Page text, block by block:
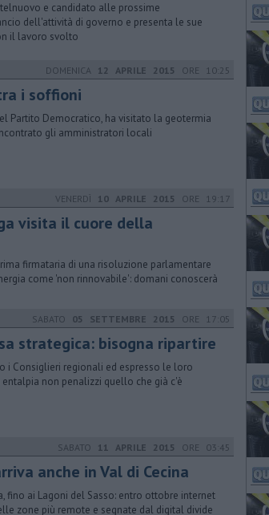
e candidato alle prossime
dell'attività di governo e presenta le sue
il lavoro svolto
DOMENICA 12 APRILE 2015 ORE 10:25
i soffioni
Partito Democratico, ha visitato la geotermia
gli amministratori locali
VENERDÌ 10 APRILE 2015 ORE 19:17
visita il cuore della
firmataria di una risoluzione parlamentare
come 'non rinnovabile': domani conoscerà
SABATO 05 SETTEMBRE 2015 ORE 17:05
strategica: bisogna ripartire
i Consiglieri regionali ed espresso le loro
non penalizzi quello che già c'è
SABATO 11 APRILE 2015 ORE 03:45
anche in Val di Cecina
fino ai Lagoni del Sasso: entro ottobre internet
zone più remote e segnate dal digital divide